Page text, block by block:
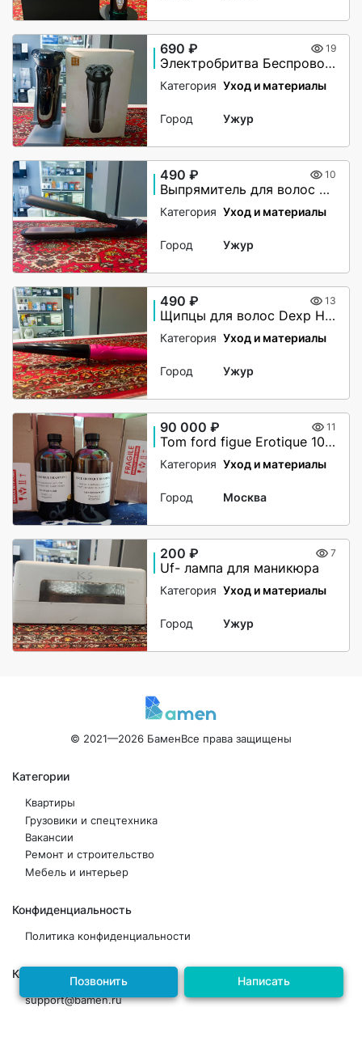
690 ₽ 19
Электробритва Беспроводная Pinjing ES3
Категория Уход и материалы
Город Ужур
490 ₽ 10
Выпрямитель для волос Sonar
Категория Уход и материалы
Город Ужур
490 ₽ 13
Щипцы для волос Dexp HC-1933
Категория Уход и материалы
Город Ужур
90 000 ₽ 11
Tom ford figue Erotique 1000ml
Категория Уход и материалы
Город Москва
200 ₽ 7
Uf- лампа для маникюра
Категория Уход и материалы
Город Ужур
Позвонить Написать
© 2021—2026 БаменВсе права защищены
Категории
Квартиры
Грузовики и спецтехника
Вакансии
Ремонт и строительство
Мебель и интерьер
Конфиденциальность
Политика конфиденциальности
Контакты
support@bamen.ru